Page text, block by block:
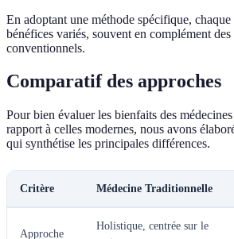
En adoptant une méthode spécifique,
bénéfices variés, souvent en complément des
conventionnels.
Comparatif des approches
Pour bien évaluer les bienfaits des
rapport à celles modernes, nous avons
qui synthétise les principales différences.
Critère Médecine Traditionnelle
Approche
Holistique, centrée sur le